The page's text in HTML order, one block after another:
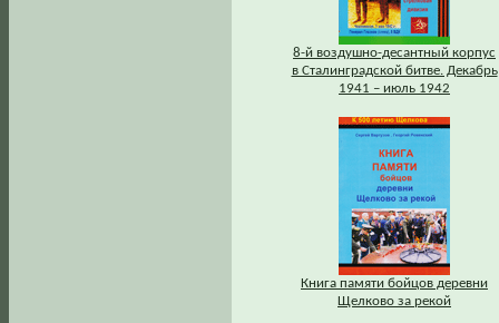
8-й воздушно-десантный корпус
в Сталинградской битве. Декабрь
1941 – июль 1942
Книга памяти бойцов деревни
Щелково за рекой